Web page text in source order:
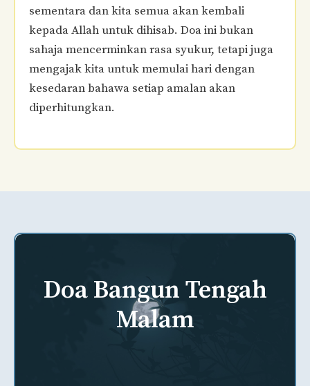
sementara dan kita semua akan kembali
kepada Allah untuk dihisab. Doa ini bukan
sahaja mencerminkan rasa syukur, tetapi juga
mengajak kita untuk memulai hari dengan
kesedaran bahawa setiap amalan akan
diperhitungkan.
Doa Bangun Tengah
Malam